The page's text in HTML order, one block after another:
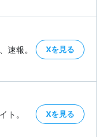
速報。
Xを見る
ト。
Xを見る